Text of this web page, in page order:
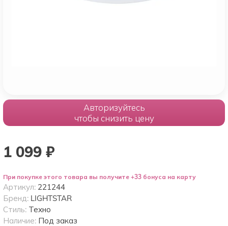
Авторизуйтесь
чтобы снизить цену
1 099 ₽
При покупке этого товара вы получите +33 бонуса на карту
Артикул: 221244
Бренд: LIGHTSTAR
Стиль: Техно
Наличие: Под заказ